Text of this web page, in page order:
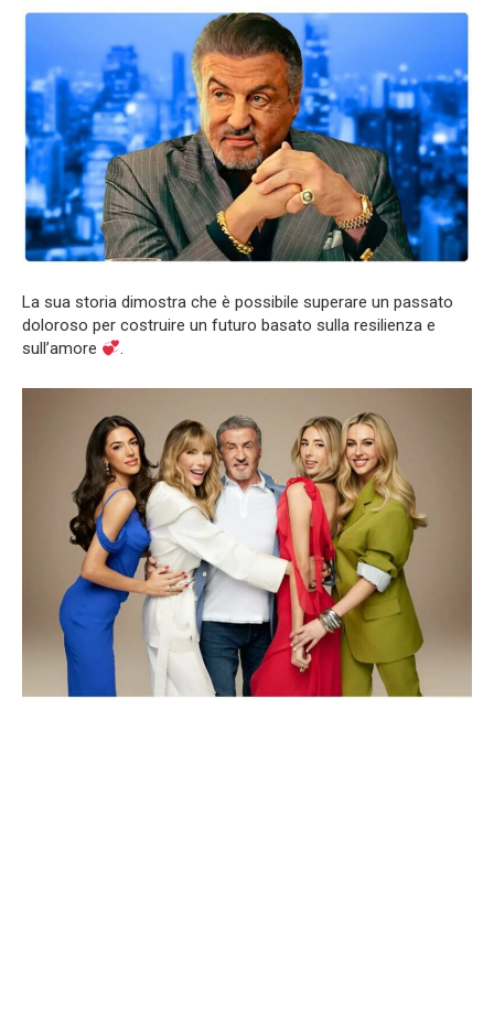
La sua storia dimostra che è possibile superare un passato
doloroso per costruire un futuro basato sulla resilienza e
sull’amore
.